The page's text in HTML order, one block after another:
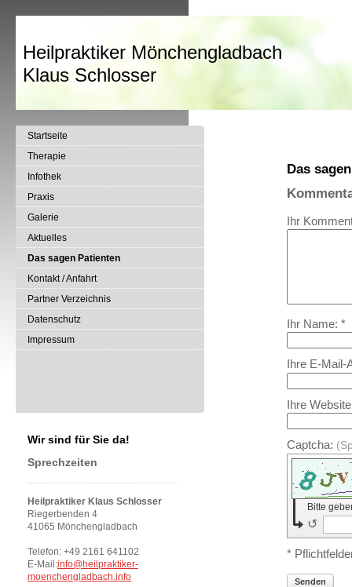
Heilpraktiker Mönchengladbach
Klaus Schlosser
Das
Ihr
Ihr Name: *
Ihre E-
Ihre
Captcha:
Bitte
↺
*
Senden
Startseite
Therapie
Infothek
Praxis
Galerie
Aktuelles
Das sagen Patienten
Kontakt / Anfahrt
Partner Verzeichnis
Datenschutz
Impressum
Wir sind für Sie da!
Sprechzeiten
Heilpraktiker Klaus Schlosser
Riegerbenden 4
41065 Mönchengladbach
Telefon: +49 2161 641102
E-Mail:info@heilpraktiker-
moenchengladbach.info